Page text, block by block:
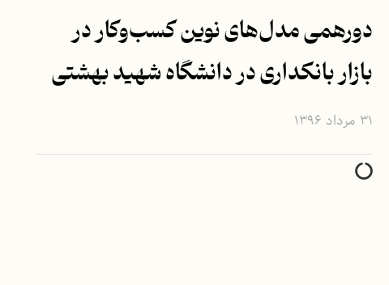
دورهمی مدل‌های نوین کسب‌وکار در
بازار بانکداری در دانشگاه شهید بهشتی
۳۱ مرداد ۱۳۹۶